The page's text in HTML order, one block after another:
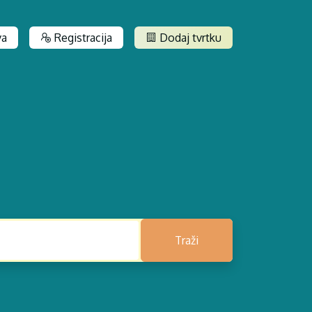
Registracija Dodaj tvrtku
Traži